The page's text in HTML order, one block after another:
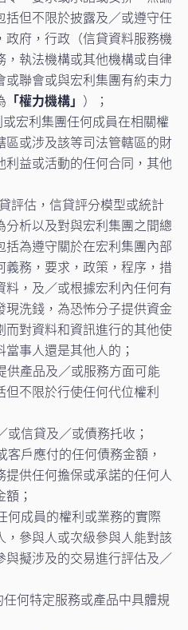
括但不限於披露及／或遵守任
政府，行政（信貸資料服務機
，執法機構或其他機構或自律
或聯會或與宏利集團有約束力
「權力機構」 ）；
宏利集團任何成員在相關權
區或涉及該等司法管轄區的財
利益或活動的任何合同，其他
評估，信貸評分模型或統計
分析以及對與宏利集團之間總
括為遵守關於在宏利集團內部
義務，要求，政策，程序，措
，及／或根據宏利內任何有
現洗錢，為恐怖分子提供資金
而對資料和資訊進行的其他使
事人還是其他人的；
供產品及／或服務方面可能
但不限於行使任何代位權利
信貸及／或債務托收；
戶應付的任何債務金額，
供任何擔保或承諾的任何人
；
何成員的權利或業務的實際
，參與人或次級參與人能對該
與擬涉及的交易進行評估及／
何特定服務或產品中具體規